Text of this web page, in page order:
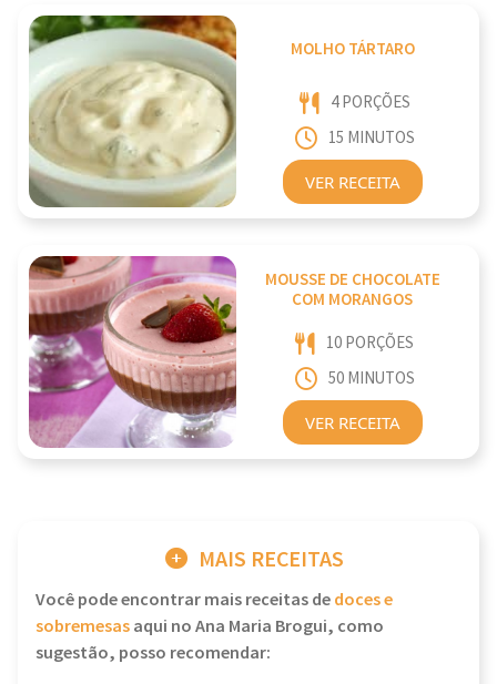
MOLHO TÁRTARO
4 PORÇÕES
15 MINUTOS
VER RECEITA
MOUSSE DE CHOCOLATE
COM MORANGOS
10 PORÇÕES
50 MINUTOS
VER RECEITA
MAIS RECEITAS
Você pode encontrar mais receitas dedoces e
sobremesasaqui no Ana Maria Brogui, como
sugestão, posso recomendar: